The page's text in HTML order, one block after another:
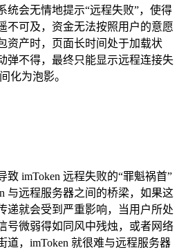
统会无情地提示“远程失败”，使得
不可及，资金无法按照用户的意愿
资产时，页面长时间处于加载状
弹不得，最终只能显示远程连接失
化为泡影。
致 imToken 远程失败的“罪魁祸首”
与远程服务器之间的桥梁，如果这
递就会受到严重影响，当用户所处
号微弱得如同风中残烛，或者网络
道，imToken 就很难与远程服务器